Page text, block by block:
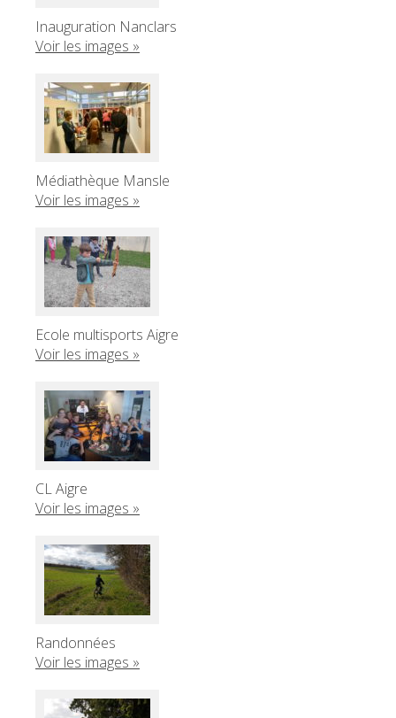
Inauguration Nanclars
Voir les images »
Médiathèque Mansle
Voir les images »
Ecole multisports Aigre
Voir les images »
CL Aigre
Voir les images »
Randonnées
Voir les images »